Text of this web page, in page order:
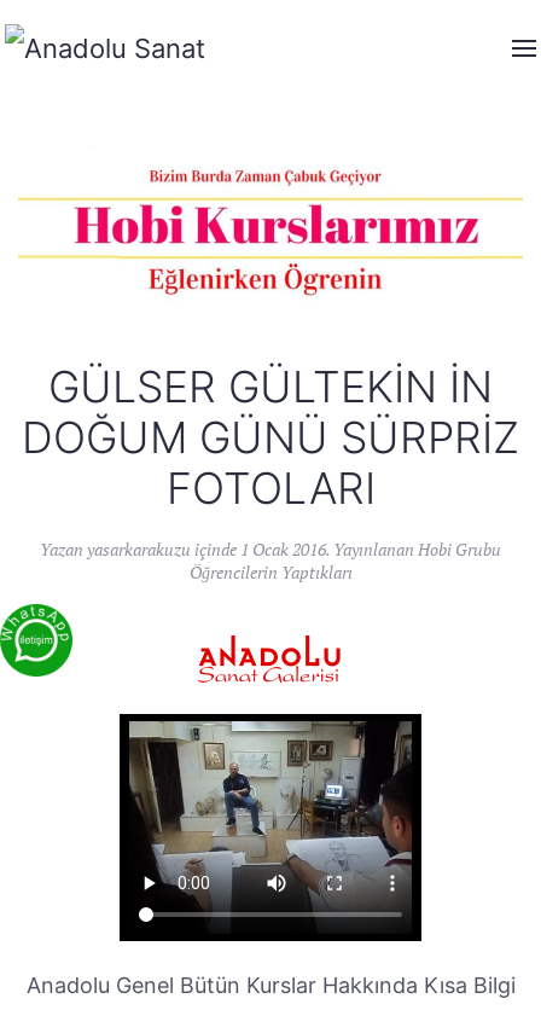
GÜLSER GÜLTEKIN IN
DOĞUM GÜNÜ SÜRPRIZ
FOTOLARI
Yazan yasarkarakuzu içinde 1 Ocak 2016. Yayınlanan Hobi Grubu
Öğrencilerin Yaptıkları
Anadolu Genel Bütün Kurslar Hakkında Kısa Bilgi